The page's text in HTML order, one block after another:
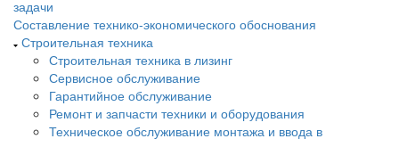
задачи
Составление технико-экономического обоснования
Строительная техника
Строительная техника в лизинг
Сервисное обслуживание
Гарантийное обслуживание
Ремонт и запчасти техники и оборудования
Техническое обслуживание монтажа и ввода в